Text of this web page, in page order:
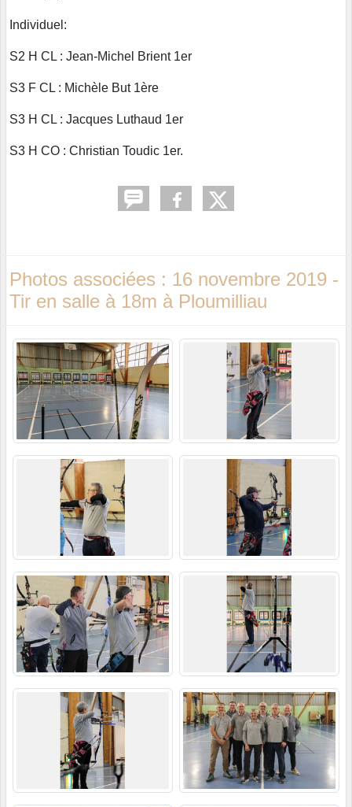
Individuel:
S2 H CL : Jean-Michel Brient 1er
S3 F CL : Michèle But 1ère
S3 H CL : Jacques Luthaud 1er
S3 H CO : Christian Toudic 1er.
Photos associées : 16 novembre 2019 -
Tir en salle à 18m à Ploumilliau